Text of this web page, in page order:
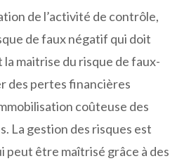
de l’activité de contrôle,
de faux négatif qui doit
maitrise du risque de faux-
des pertes financières
coûteuse des
La gestion des risques est
peut être maîtrisé grâce à des